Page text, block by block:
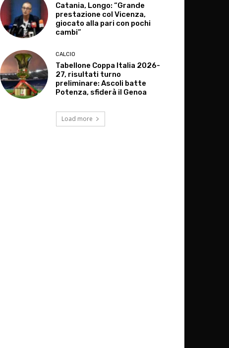
Catania, Longo: “Grande
prestazione col Vicenza,
giocato alla pari con pochi
cambi”
CALCIO
Tabellone Coppa Italia 2026-
27, risultati turno
preliminare: Ascoli batte
Potenza, sfiderà il Genoa
Load more